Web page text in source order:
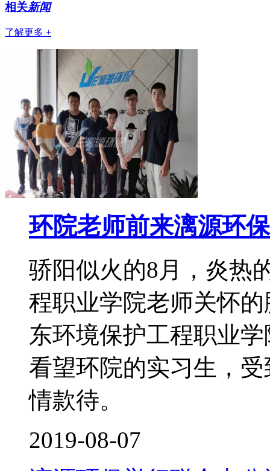
相关新闻
了解更多 +
环院老师前来漓源环
骄阳似火的8月，炎热
程职业学院老师关怀
东环境保护工程职业
看望环院的实习生，
情款待。
2019-08-07